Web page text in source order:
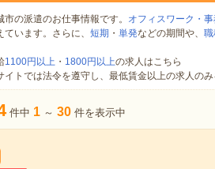
市の派遣のお仕事情報です。 オフィスワーク・
ています。さらに、 短期 ・ 単発などの期間や、 職
1100円以上・ 1800円以上の求人はこちら
イトでは法令を遵守し、最低賃金以上の求人のみ
件中 1 ～ 30 件を表示中